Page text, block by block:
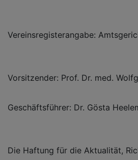
Vereinsregisterangabe:
Vorsitzender: Prof. Dr. med.
Geschäftsführer: Dr. Gösta
Die Haftung für die Aktualität,